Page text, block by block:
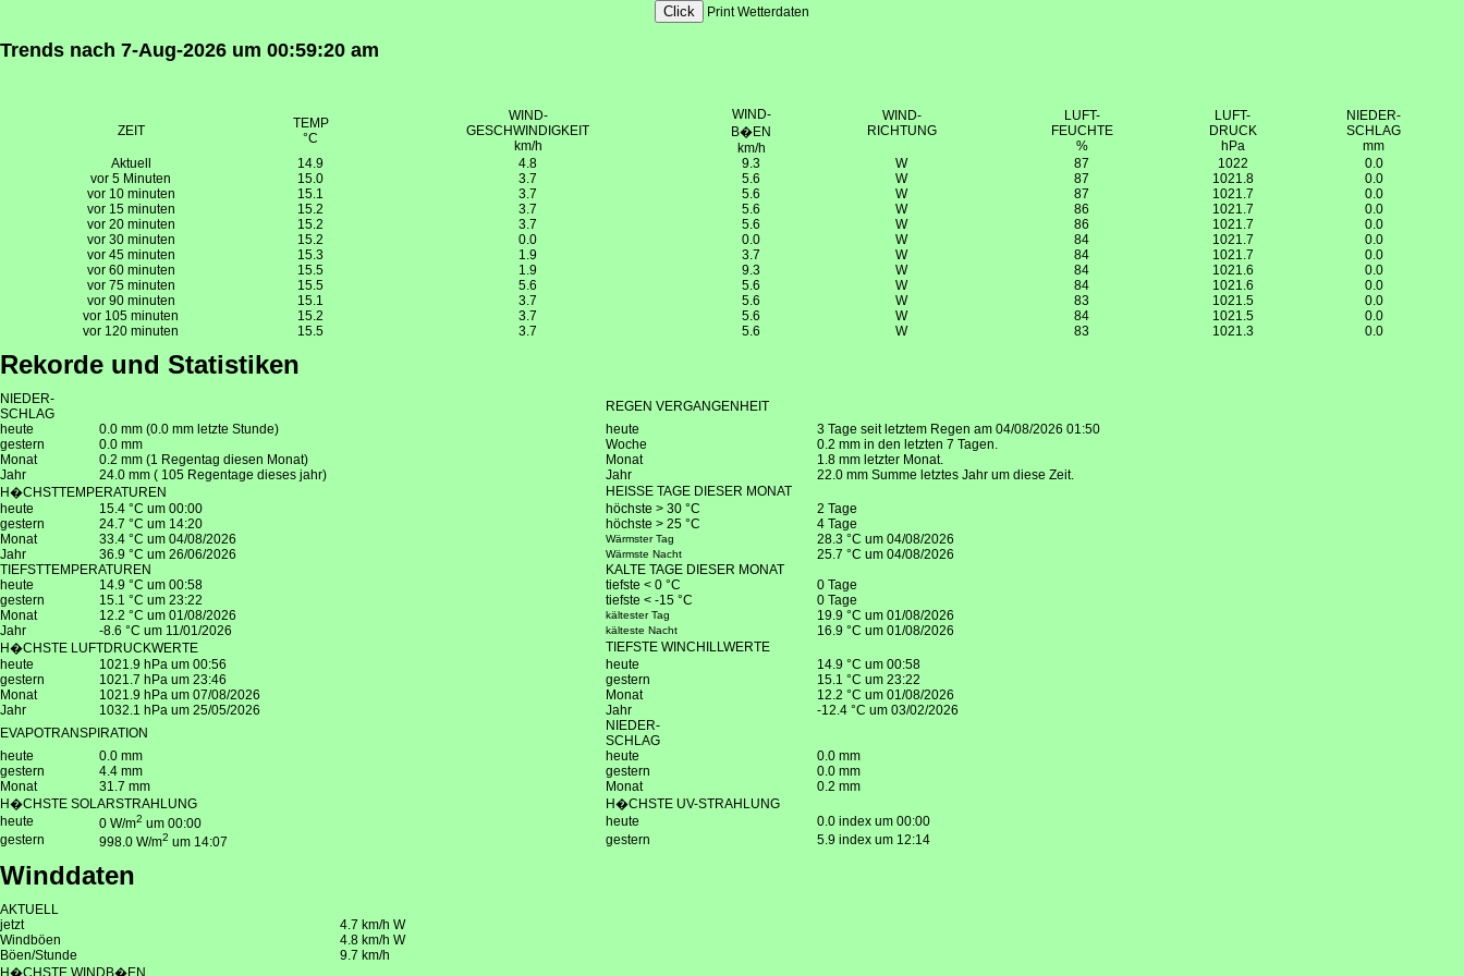
Print Wetterdaten
Trends nach 7-Aug-2026 um 00:59:20 am
ZEIT
TEMP
°C
WIND-
GESCHWINDIGKEIT
km/h
WIND-
B�EN
km/h
WIND-
RICHTUNG
LUFT-
FEUCHTE
%
LUFT-
DRUCK
hPa
NIEDER-
SCHLAG
mm
Aktuell
14.9 4.8 9.3 W 87 1022
0.0
vor 5 Minuten
15.0 3.7 5.6 W 87 1021.8
0.0
vor 10 minuten
15.1 3.7 5.6 W 87 1021.7
0.0
vor 15 minuten
15.2 3.7 5.6 W 86 1021.7
0.0
vor 20 minuten
15.2 3.7 5.6 W 86 1021.7
0.0
vor 30 minuten
15.2 0.0 0.0 W 84 1021.7
0.0
vor 45 minuten
15.3 1.9 3.7 W 84 1021.7
0.0
vor 60 minuten
15.5 1.9 9.3 W 84 1021.6
0.0
vor 75 minuten
15.5 5.6 5.6 W 84 1021.6
0.0
vor 90 minuten
15.1 3.7 5.6 W 83 1021.5
0.0
vor 105 minuten
15.2 3.7 5.6 W 84 1021.5
0.0
vor 120 minuten
15.5 3.7 5.6 W 83 1021.3 0.0
Rekorde und Statistiken
NIEDER-
SCHLAG
REGEN VERGANGENHEIT
heute
0.0 mm (0.0 mm letzte Stunde) heute
3 Tage seit letztem Regen am 04/08/2026 01:50
gestern
0.0 mm Woche
0.2 mm in den letzten 7 Tagen.
Monat
0.2 mm (1 Regentag diesen Monat) Monat
1.8 mm letzter Monat.
Jahr
24.0 mm ( 105 Regentage dieses jahr) Jahr
22.0 mm Summe letztes Jahr um diese Zeit.
H�CHSTTEMPERATUREN
HEISSE TAGE DIESER MONAT
heute
15.4 °C um 00:00 höchste > 30 °C
2 Tage
gestern
24.7 °C um 14:20 höchste > 25 °C
4 Tage
Monat
33.4 °C um 04/08/2026 Wärmster Tag
28.3 °C um 04/08/2026
Jahr
36.9 °C um 26/06/2026 Wärmste Nacht
25.7 °C um 04/08/2026
TIEFSTTEMPERATUREN
KALTE TAGE DIESER MONAT
heute
14.9 °C um 00:58 tiefste < 0 °C
0 Tage
gestern
15.1 °C um 23:22 tiefste < -15 °C
0 Tage
Monat
12.2 °C um 01/08/2026 kältester Tag
19.9 °C um 01/08/2026
Jahr
-8.6 °C um 11/01/2026 kälteste Nacht
16.9 °C um 01/08/2026
H�CHSTE LUFTDRUCKWERTE
TIEFSTE WINCHILLWERTE
heute
1021.9 hPa um 00:56 heute
14.9 °C um 00:58
gestern
1021.7 hPa um 23:46 gestern
15.1 °C um 23:22
Monat
1021.9 hPa um 07/08/2026 Monat
12.2 °C um 01/08/2026
Jahr
1032.1 hPa um 25/05/2026 Jahr
-12.4 °C um 03/02/2026
EVAPOTRANSPIRATION
NIEDER-
SCHLAG
heute
0.0 mm heute
0.0 mm
gestern
4.4 mm gestern
0.0 mm
Monat
31.7 mm Monat
0.2 mm
H�CHSTE SOLARSTRAHLUNG
H�CHSTE UV-STRAHLUNG
heute
0 W/m2 um 00:00 heute
0.0 index um 00:00
gestern
998.0 W/m2 um 14:07 gestern 5.9 index um 12:14
Winddaten
AKTUELL
jetzt
4.7 km/h W
Windböen
4.8 km/h W
Böen/Stunde
9.7 km/h
H�CHSTE WINDB�EN